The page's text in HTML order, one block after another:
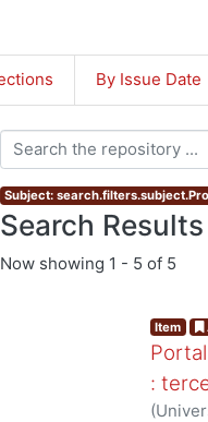
By Issue Date
Subject:
Search Results
Now showing 1 - 5 of 5
Item
:
(